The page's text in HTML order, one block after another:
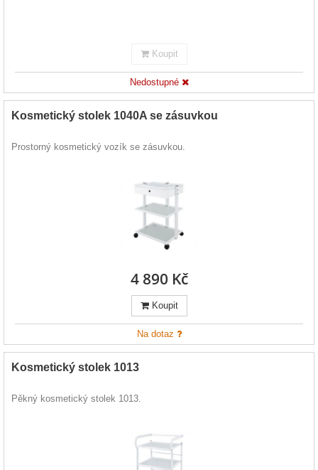
Koupit
Nedostupné
Kosmetický stolek 1040A se zásuvkou
Prostorný kosmetický vozík se zásuvkou.
4 890 Kč
Koupit
Na dotaz
Kosmetický stolek 1013
Pěkný kosmetický stolek 1013.